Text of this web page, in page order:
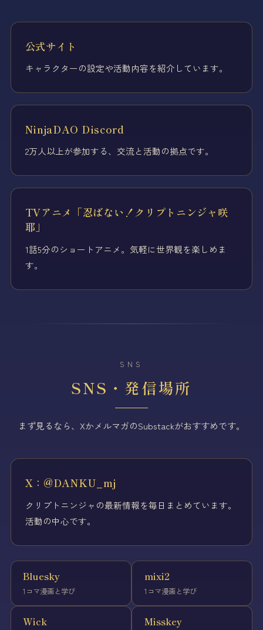
公式サイト
キャラクターの設定や活動内容を紹介しています。
NinjaDAO Discord
2万人以上が参加する、交流と活動の拠点です。
TVアニメ「忍ばない！クリプトニンジャ咲
耶」
1話5分のショートアニメ。気軽に世界観を楽しめま
す。
SNS
SNS・発信場所
まず見るなら、XかメルマガのSubstackがおすすめです。
X：@DANKU_mj
クリプトニンジャの最新情報を毎日まとめています。
活動の中心です。
Bluesky
1コマ漫画と学び
mixi2
1コマ漫画と学び
Wick Misskey